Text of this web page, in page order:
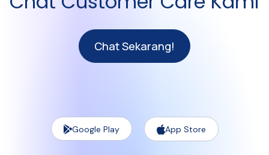
Chat Sekarang!
Google Play App Store